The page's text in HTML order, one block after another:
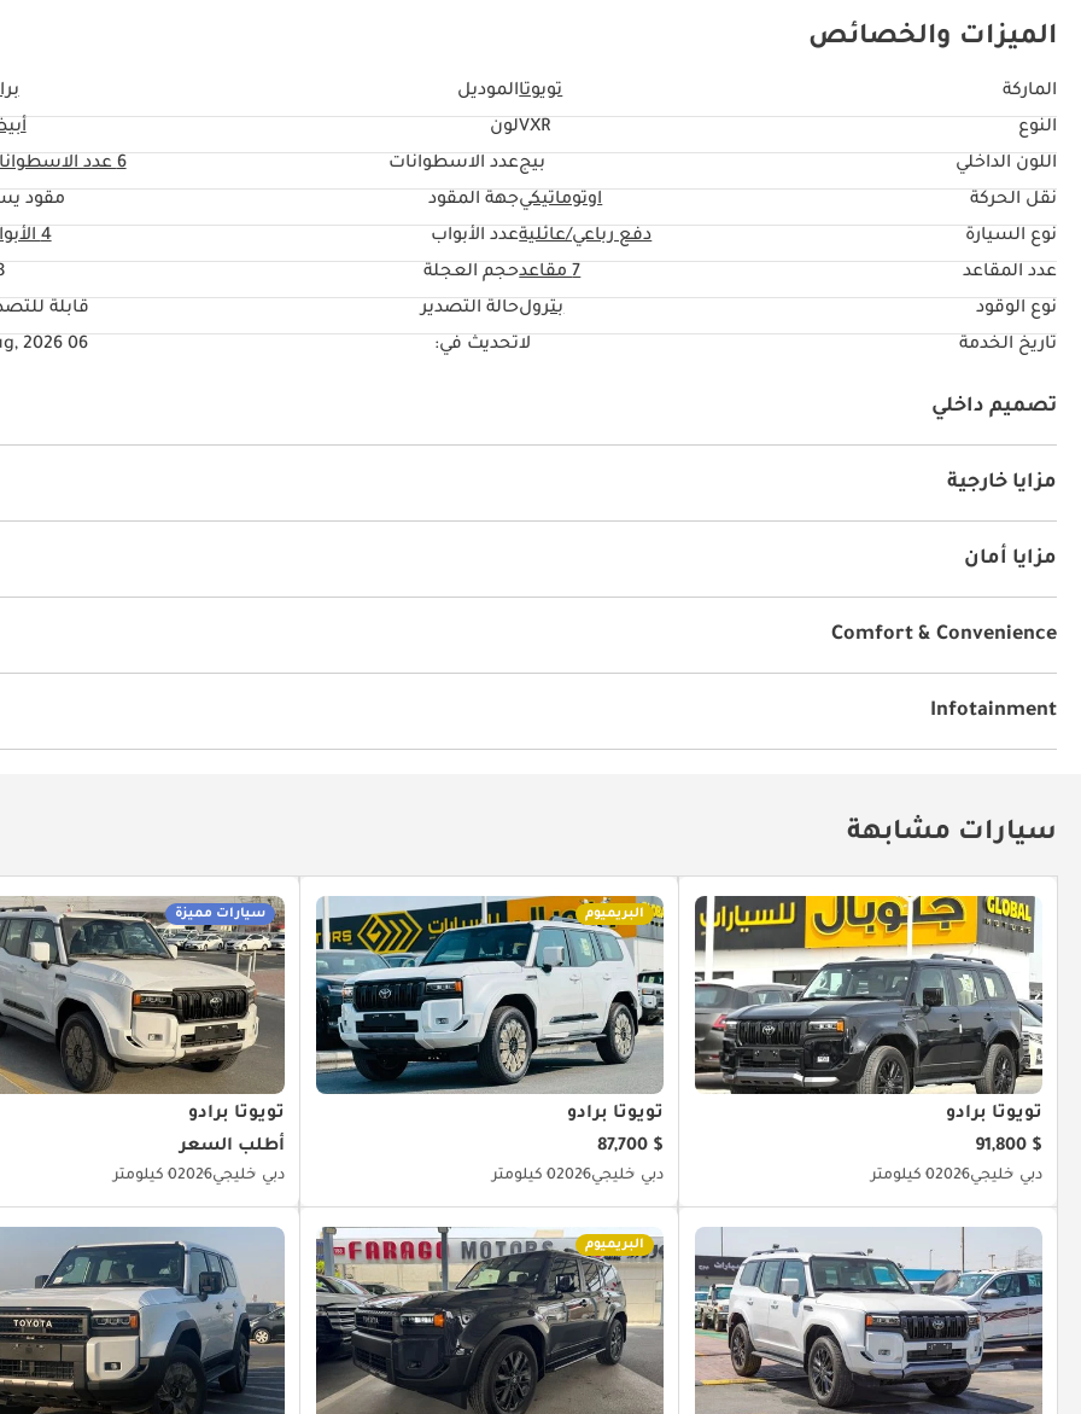
الميزات والخصائص
الماركة تويوتاالموديل
النوع
VXRلون
اللون الداخلي
بيجعدد الاسطوانات 6عدد
نقل الحركة
اوتوماتيكيجهة المقود
مقود
نوع السيارة
دفع رباعي/عائليةعدد الأبواب
4 الأبواب
عدد المقاعد
7 مقاعد حجم العجلة
نوع الوقود
بترولحالة التصدير
قابلة
تاريخ الخدمة
لاتحديث في: 06 Aug, 2026
تصميم داخلي
مزايا خارجية
مزايا أمان
نظام قفل العجلات
نظام إندار ضد السرقةComfort & Convenience
مكيّف
جهاز التحكم بالمناخInfotainment
سيارات مشابهة
تويوتا برادو
$ 91,800
دبي خليجي20260 كيلومتر
البريميوم
تويوتا برادو
$ 87,700
دبي خليجي20260 كيلومتر
سيارات مميزة
تويوتا برادو
أطلب السعر
دبي خليجي20260 كيلومتر
البريميوم